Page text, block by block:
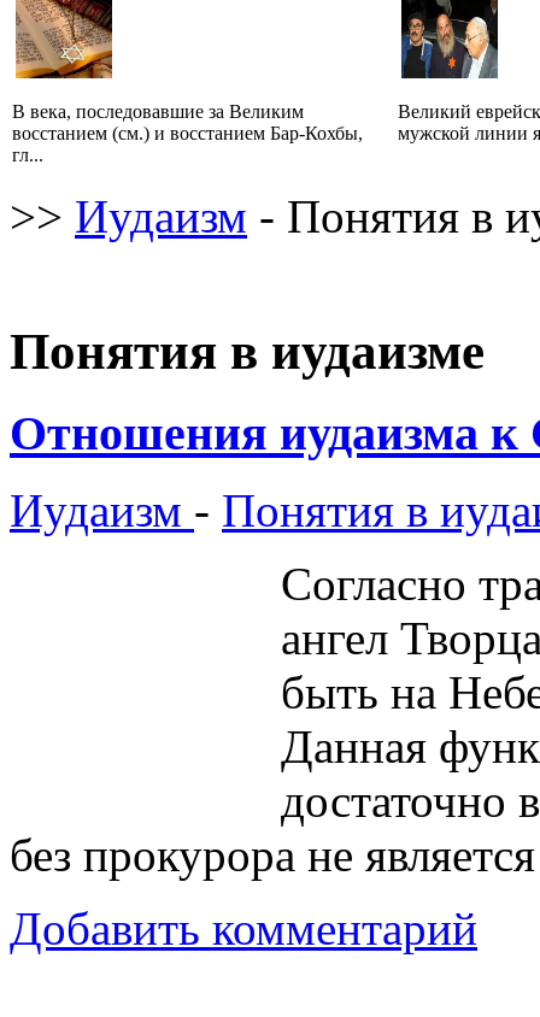
В века, последовавшие за Великим
восстанием (см.) и восстанием Бар-Кохбы,
гл...
Великий
мужской линии
>> Иудаизм - Понятия в
Понятия в иудаизме
Отношения иудаизма к
Иудаизм - Понятия в
Согласно
ангел
быть на
Данная
достаточно
без прокурора не
Добавить комментарий